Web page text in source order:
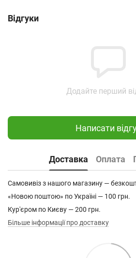
Відгуки
Додайте перший
Написати
Доставка Оплата
Самовивіз з нашого магазину —
«Новою поштою» по Україні — 100 грн.
Кур'єром по Києву — 200 грн.
Більше інформації про доставку